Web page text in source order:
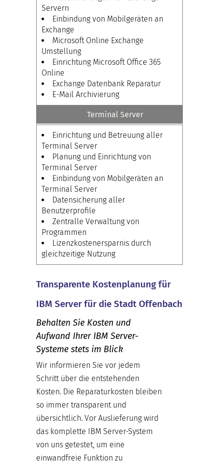
Servern
Einbindung von Mobilgeräten an
Exchange
Microsoft Online Exchange
Umstellung
Einrichtung Microsoft Office 365
Online
Exchange Datenbank Reparatur
E-Mail Archivierung
Terminal Server
Einrichtung und Betreuung aller
Terminal Server
Planung und Einrichtung von
Terminal Server
Einbindung von Mobilgeräten an
Terminal Server
Datensicherung aller
Benutzerprofile
Zentralle Verwaltung von
Programmen
Lizenzkostenersparnis durch
gleichzeitige Nutzung
Transparente Kostenplanung für
IBM Server für die Stadt Offenbach
Behalten Sie Kosten und
Aufwand Ihrer IBM Server-
Systeme stets im Blick
Wir informieren Sie vor jedem
Schritt über die entstehenden
Kosten. Die Reparaturkosten bleiben
so immer transparent und
übersichtlich. Vor Auslieferung wird
das komplette IBM Server-System
von uns getestet, um eine
einwandfreie Funktion zu